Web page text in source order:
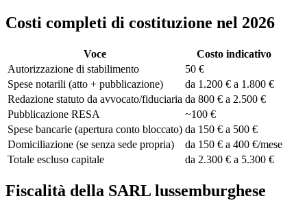
Costi completi di costituzione nel 2026
Voce
Costo indicativo
Autorizzazione di stabilimento
50 €
Spese notarili (atto + pubblicazione)
da 1.200 € a 1.800 €
Redazione statuto da avvocato/fiduciaria da 800 € a 2.500 €
Pubblicazione RESA
~100 €
Spese bancarie (apertura conto bloccato) da 150 € a 500 €
Domiciliazione (se senza sede propria)
da 150 € a 400 €/mese
Totale escluso capitale
da 2.300 € a 5.300 €
Fiscalità della SARL lussemburghese